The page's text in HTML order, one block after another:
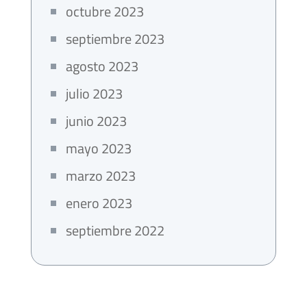
octubre 2023
septiembre 2023
agosto 2023
julio 2023
junio 2023
mayo 2023
marzo 2023
enero 2023
septiembre 2022